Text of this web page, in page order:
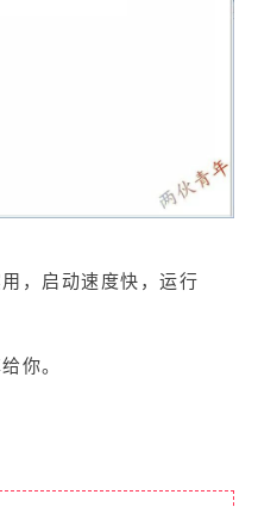
，启动速度快，运行
你。